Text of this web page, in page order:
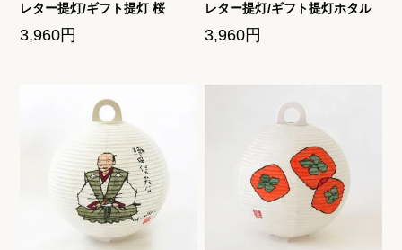
レター提灯/ギフト提灯 桜
3,960円
レター提灯/ギフト提灯ホタル
3,960円